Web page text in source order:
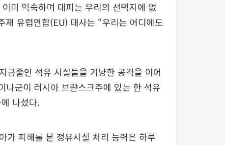
미 익숙하며 대피는 우리의 선택지에 없
재 유럽연합(EU) 대사는 “우리는 어디에도
금줄인 석유 시설들을 겨냥한 공격을 이어
나군이 러시아 브랸스크주에 있는 한 석유
나섰다.
가 피해를 본 정유시설 처리 능력은 하루